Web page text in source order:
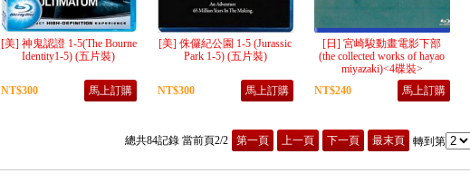
[美] 神鬼認證 1-5(The Bourne
Identity1-5) (五片裝)
NT$300 馬上訂購
[美] 侏儸紀公園 1-5 (Jurassic
Park 1-5) (五片裝)
NT$300 馬上訂購
[日] 宮崎駿動畫電影下部
(the collected works of hayao
miyazaki)<4碟裝>
NT$240
馬上訂購
總共84記錄 當前頁2/2 第一頁 上一頁 下一頁 最末頁 轉到第